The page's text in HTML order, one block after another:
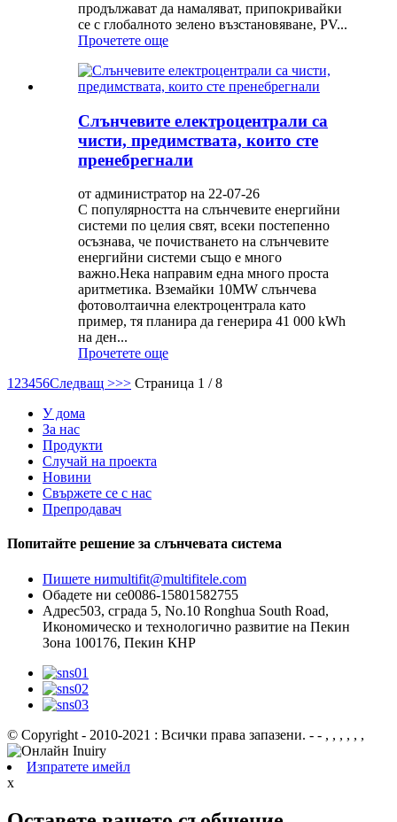
продължават да намаляват, припокривайки
се с глобалното зелено възстановяване, PV...
Прочетете още
Слънчевите електроцентрали са
чисти, предимствата, които сте
пренебрегнали
от администратор на 22-07-26
С популярността на слънчевите енергийни
системи по целия свят, всеки постепенно
осъзнава, че почистването на слънчевите
енергийни системи също е много
важно.Нека направим една много проста
аритметика. Вземайки 10MW слънчева
фотоволтаична електроцентрала като
пример, тя планира да генерира 41 000 kWh
на ден...
Прочетете още
1 23456Следващ >>> Страница 1 / 8
У дома
За нас
Продукти
Случай на проекта
Новини
Свържете се с нас
Препродавач
Попитайте решение за слънчевата система
Пишете ниmultifit@multifitele.com
Обадете ни се0086-15801582755
Адрес503, сграда 5, No.10 Ronghua South Road,
Икономическо и технологично развитие на Пекин
Зона 100176, Пекин КНР
© Copyright - 2010-2021 : Всички права запазени. - - , , , , , ,
Изпратете имейл
x